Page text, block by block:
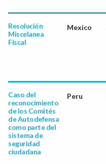
Resolución
Miscelanea
Fiscal
Mexico
Caso del
reconocimiento
de los Comités
de Autodefensa
como parte del
sistema de
seguridad
ciudadana
Peru